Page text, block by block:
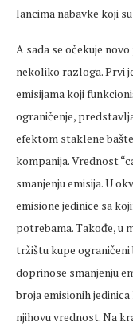
lancima nabavke koji
A sada se očekuje
nekoliko razloga. Prvi
emisijama koji
ograničenje,
efektom staklene
kompanija. Vrednost
smanjenju emisija. U
emisione jedinice sa
potrebama. Takođe, u
tržištu kupe
doprinose smanjenju
broja emisionih
njihovu vrednost. Na